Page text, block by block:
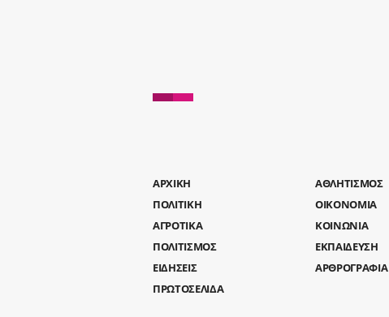
AΡΧΙΚΗ
ΑΘΛΗΤΙΣΜΟΣ
ΠΟΛΙΤΙΚΗ
ΟΙΚΟΝΟΜΙΑ
ΑΓΡΟΤΙΚΑ
ΚΟΙΝΩΝΙΑ
ΠΟΛΙΤΙΣΜΟΣ
ΕΚΠΑΙΔΕΥΣΗ
ΕΙΔΗΣΕΙΣ
ΑΡΘΡΟΓΡΑΦΙΑ
ΠΡΩΤΟΣΕΛΙΔΑ